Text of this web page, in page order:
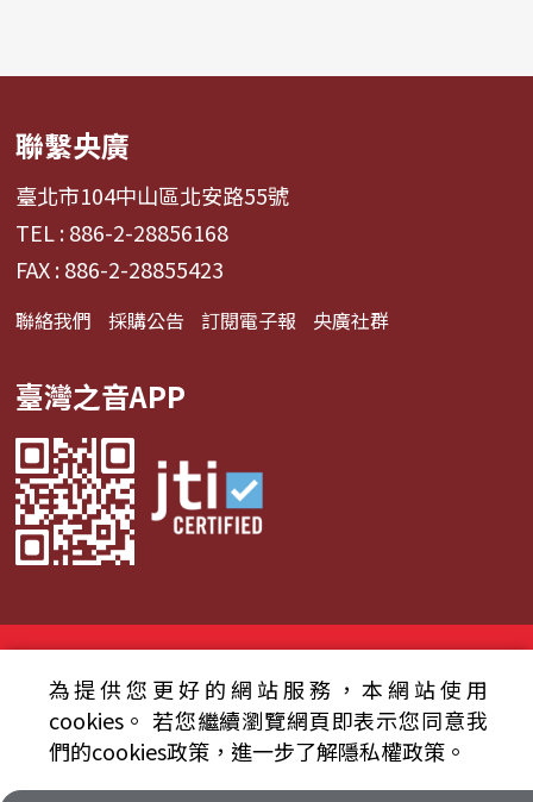
聯繫央廣
臺北市104中山區北安路55號
TEL : 886-2-28856168
FAX : 886-2-28855423
聯絡我們 採購公告 訂閱電子報 央廣社群
臺灣之音APP
資通安全政策聲明
服務條款 隱私權條款
為提供您更好的網站服務，本網站使用
cookies。 若您繼續瀏覽網頁即表示您同意我
們的cookies政策，進一步了解隱私權政策。